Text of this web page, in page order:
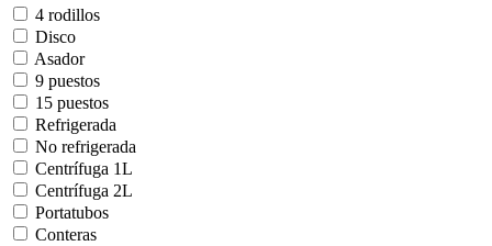
4 rodillos
Disco
Asador
9 puestos
15 puestos
Refrigerada
No refrigerada
Centrífuga 1L
Centrífuga 2L
Portatubos
Conteras